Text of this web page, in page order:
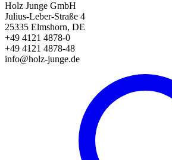
Holz Junge GmbH
Julius-Leber-Straße 4
25335 Elmshorn, DE
+49 4121 4878-0
+49 4121 4878-48
info@holz-junge.de